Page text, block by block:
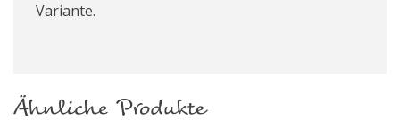
Variante.
Ähnliche Produkte